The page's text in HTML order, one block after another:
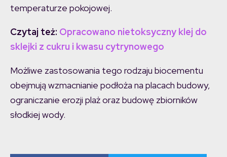
temperaturze pokojowej.
Czytaj też: Opracowano nietoksyczny klej do
sklejki z cukru i kwasu cytrynowego
Możliwe zastosowania tego rodzaju biocementu
obejmują wzmacnianie podłoża na placach budowy,
ograniczanie erozji plaż oraz budowę zbiorników
słodkiej wody.